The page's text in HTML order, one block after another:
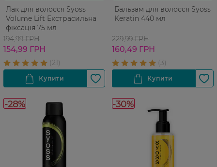
Лак для волосся Syoss
Volume Lift Екстрасильна
фіксація 75 мл
194,99 ГРН
154,99 ГРН
Бальзам для волосся Syoss
Keratin 440 мл
229,99 ГРН
160,49 ГРН
-28% -30%